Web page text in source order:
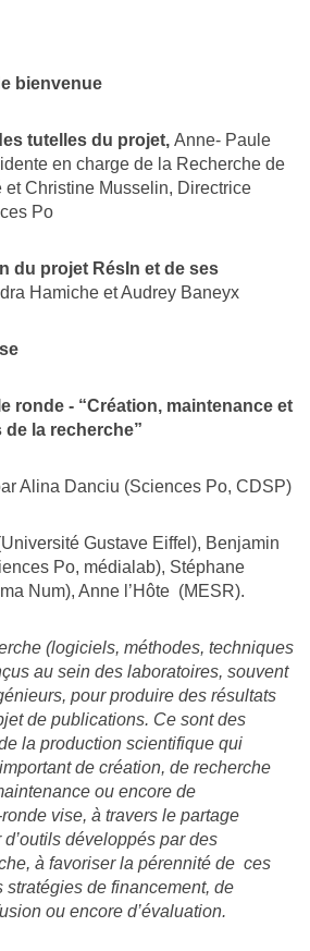
bienvenue
tutelles du projet, Anne- Paule
en charge de la Recherche de
et Christine Musselin, Directrice
Po
du projet RésIn et de ses
Hamiche et Audrey Baneyx
ronde - “Création, maintenance et
la recherche”
Alina Danciu (Sciences Po, CDSP)
Gustave Eiffel), Benjamin
Po, médialab), Stéphane
Num), Anne l’Hôte (MESR).
(logiciels, méthodes, techniques
au sein des laboratoires, souvent
pour produire des résultats
de publications. Ce sont des
la production scientifique qui
de création, de recherche
ou encore de
vise, à travers le partage
développés par des
à favoriser la pérennité de ces
stratégies de financement, de
ou encore d’évaluation.